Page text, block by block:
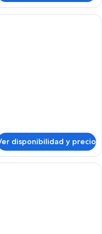
habitación acogedora con una
disponibilidad y precio
cocina rústica con armarios de